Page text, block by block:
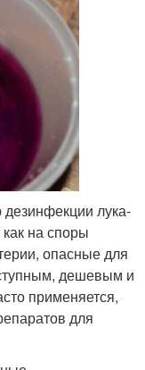
дезинфекции лука-
как на споры
опасные для
дешевым и
применяется,
для